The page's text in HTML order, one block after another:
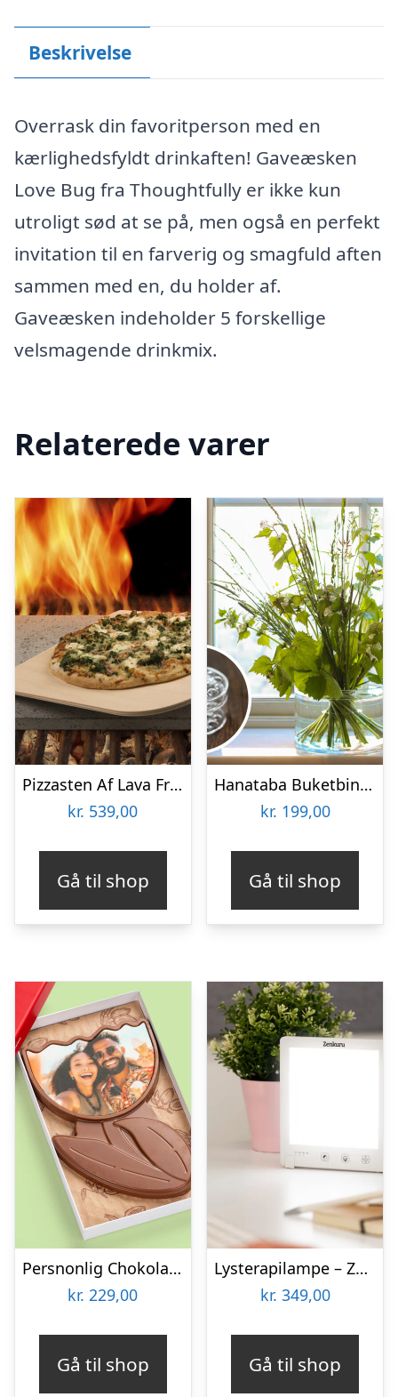
Beskrivelse
Overrask din favoritperson med en
kærlighedsfyldt drinkaften! Gaveæsken
Love Bug fra Thoughtfully er ikke kun
utroligt sød at se på, men også en perfekt
invitation til en farverig og smagfuld aften
sammen med en, du holder af.
Gaveæsken indeholder 5 forskellige
velsmagende drinkmix.
Relaterede varer
Pizzasten Af Lava Fra Etna
kr. 539,00
Gå til shop
Hanataba Buketbinder
kr. 199,00
Gå til shop
Persnonlig Chokoladeblomst med Billede
kr. 229,00
Gå til shop
Lysterapilampe – Zenkuru
kr. 349,00
Gå til shop